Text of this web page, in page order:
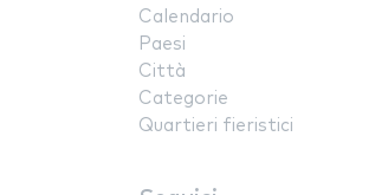
Calendario
Paesi
Città
Categorie
Quartieri fieristici